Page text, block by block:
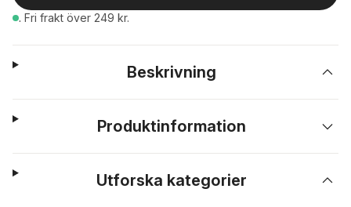
. Fri frakt över 249 kr.
Beskrivning
Produktinformation
Utforska kategorier